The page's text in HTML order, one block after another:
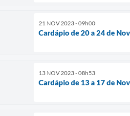
21 NOV 2023 - 09h00
Cardápio de 20 a 24 de
13 NOV 2023 - 08h53
Cardápio de 13 a 17 de